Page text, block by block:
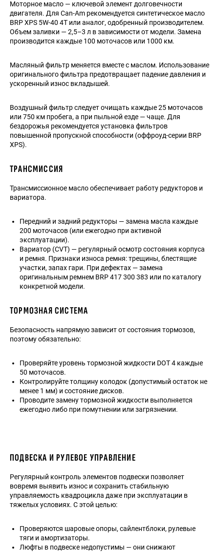
Моторное масло — ключевой элемент долговечности
двигателя. Для Can-Am рекомендуется синтетическое масло
BRP XPS 5W-40 4T или аналог, одобренный производителем.
Объем заливки — 2,5–3 л в зависимости от модели. Замена
производится каждые 100 моточасов или 1000 км.
Масляный фильтр меняется вместе с маслом. Использование
оригинального фильтра предотвращает падение давления и
ускоренный износ вкладышей.
Воздушный фильтр следует очищать каждые 25 моточасов
или 750 км пробега, а при пыльной езде — чаще. Для
бездорожья рекомендуется установка фильтров
повышенной пропускной способности (оффроуд-серии BRP
XPS).
ТРАНСМИССИЯ
Трансмиссионное масло обеспечивает работу редукторов и
вариатора.
Передний и задний редукторы — замена масла каждые
200 моточасов (или ежегодно при активной
эксплуатации).
Вариатор (CVT) — регулярный осмотр состояния корпуса
и ремня. Признаки износа ремня: трещины, блестящие
участки, запах гари. При дефектах — замена
оригинальным ремнем BRP 417 300 383 или по каталогу
конкретной модели.
ТОРМОЗНАЯ СИСТЕМА
Безопасность напрямую зависит от состояния тормозов,
поэтому обязательно:
Проверяйте уровень тормозной жидкости DOT 4 каждые
50 моточасов.
Контролируйте толщину колодок (допустимый остаток не
менее 1 мм) и состояние дисков.
Проводите замену тормозной жидкости выполняется
ежегодно либо при помутнении или загрязнении.
ПОДВЕСКА И РУЛЕВОЕ УПРАВЛЕНИЕ
Регулярный контроль элементов подвески позволяет
вовремя выявить износ и сохранить стабильную
управляемость квадроцикла даже при эксплуатации в
тяжелых условиях. С этой целью:
Проверяются шаровые опоры, сайлентблоки, рулевые
тяги и амортизаторы.
Люфты в подвеске недопустимы — они снижают